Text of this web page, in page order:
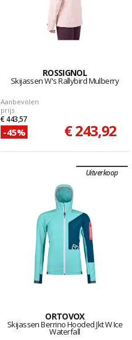
ROSSIGNOL
Skijassen W's Rallybird Mulberry
Aanbevolen
prijs
€ 443,57
-45% € 243,92
Uitverkoop
ORTOVOX
Skijassen Berrino Hooded Jkt W Ice
Waterfall